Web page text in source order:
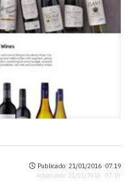
Publicado: 21/01/2016 ·07:19
Actualizado: 21/01/2016 · 07:19